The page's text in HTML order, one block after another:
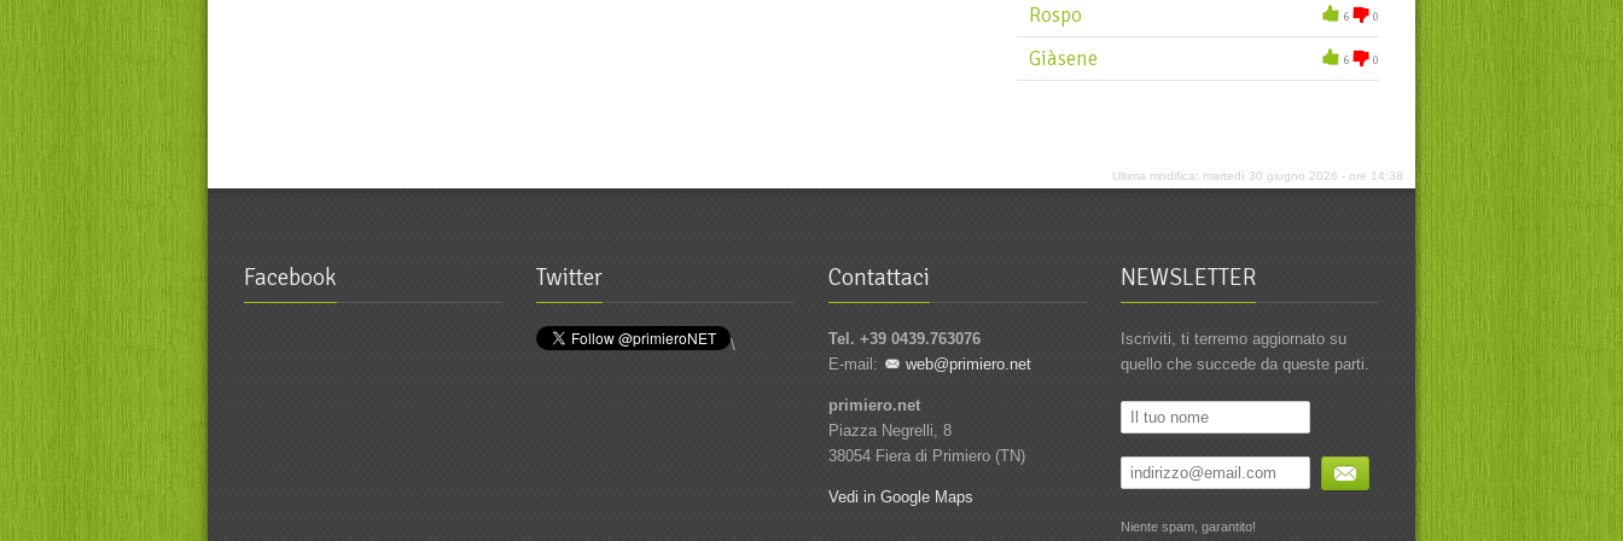
Sgnàpa
Sgrisoloni
Spantegarse
Rospo 6 0
Giàsene 6 0
Ultima modifica: martedì 30 giugno 2026 - ore 14:38
Facebook Twitter
\
Contattaci
Tel. +39 0439.763076
E-mail:
web@primiero.net
primiero.net
Piazza Negrelli, 8
38054 Fiera di Primiero (TN)
Vedi in Google Maps
NEWSLETTER
Iscriviti, ti terremo aggiornato su
quello che succede da queste parti.
Niente spam, garantito!